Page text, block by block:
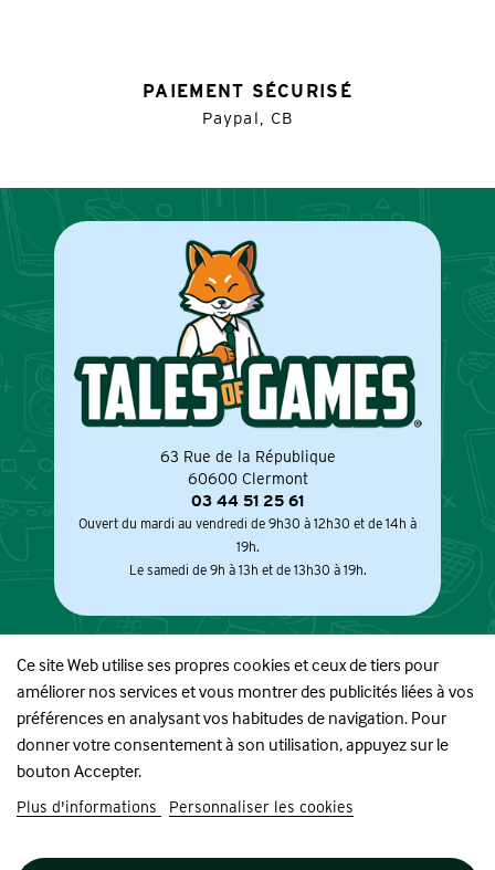
PAIEMENT SÉCURISÉ
Paypal, CB
63 Rue de la République
60600 Clermont
03 44 51 25 61
Ouvert du mardi au vendredi de 9h30 à 12h30 et de 14h à
19h.
Le samedi de 9h à 13h et de 13h30 à 19h.
À PROPOS
BOUTIQUE
INFORMATIONS
Ce site Web utilise ses propres cookies et ceux de tiers pour
améliorer nos services et vous montrer des publicités liées à vos
préférences en analysant vos habitudes de navigation. Pour
donner votre consentement à son utilisation, appuyez sur le
bouton Accepter.
Plus d'informations Personnaliser les cookies